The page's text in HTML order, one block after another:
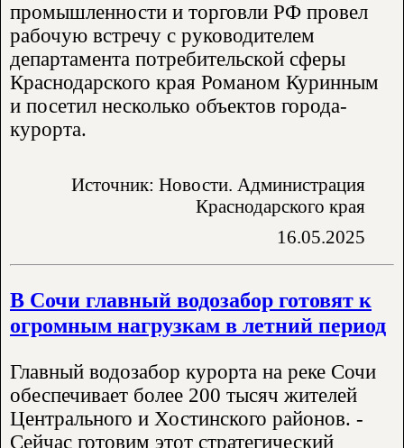
промышленности и торговли РФ провел
рабочую встречу с руководителем
департамента потребительской сферы
Краснодарского края Романом Куринным
и посетил несколько объектов города-
курорта.
Источник: Новости. Администрация
Краснодарского края
16.05.2025
В Сочи главный водозабор готовят к
огромным нагрузкам в летний период
Главный водозабор курорта на реке Сочи
обеспечивает более 200 тысяч жителей
Центрального и Хостинского районов. -
Сейчас готовим этот стратегический